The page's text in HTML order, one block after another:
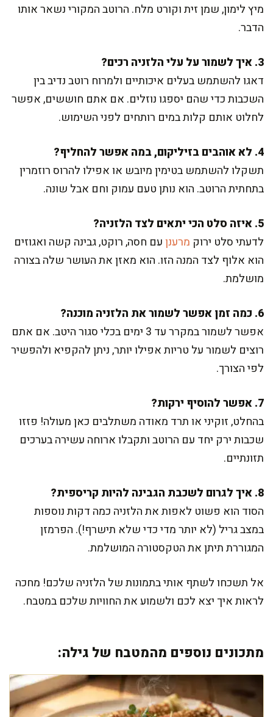
מיץ לימון, שמן זית וקורט מלח. הרוטב המקורי נשאר אותו
הדבר.
3. איך לשמור על עלי הלזניה רכים?
דאגו להשתמש בעלים איכותיים ולמרוח רוטב נדיב בין
השכבות כדי שהם יספגו נוזלים. אם אתם חוששים, אפשר
לחלוט אותם קלות במים רותחים לפני השימוש.
4. לא אוהבים בזיליקום, במה אפשר להחליף?
תשקלו להשתמש בטימין מיובש או אפילו להרוס רוזמרין
בתחתית הרוטב. הוא נותן טעם עמוק וחם אבל שונה.
5. איזה סלט הכי יתאים לצד הלזניה?
לדעתי סלט ירוק מרענןעם חסה, רוקט, גבינה קשה ואגוזים
הוא אלוף לצד המנה הזו. הוא מאזן את העושר שלה בצורה
מושלמת.
6. כמה זמן אפשר לשמור את הלזניה מוכנה?
אפשר לשמור במקרר עד 3 ימים בכלי סגור היטב. אם אתם
רוצים לשמור על טריות אפילו יותר, ניתן להקפיא ולהפשיר
לפי הצורך.
7. אפשר להוסיף ירקות?
בהחלט, זוקיני או תרד מאודה משתלבים כאן מעולה! פזזו
שכבות ירק יחד עם הרוטב ותקבלו ארוחה עשירה בערכים
תזונתיים.
8. איך לגרום לשכבת הגבינה להיות קריספית?
הסוד הוא פשוט לאפות את הלזניה כמה דקות נוספות
במצב גריל (לא יותר מדי כדי שלא תישרף!). הפרמזן
המגוררת תיתן את הטקסטורה המושלמת.
אל תשכחו לשתף אותי בתמונות של הלזניה שלכם! מחכה
לראות איך יצא לכם ולשמוע את החוויות שלכם במטבח.
מתכונים נוספים מהמטבח של גילה: